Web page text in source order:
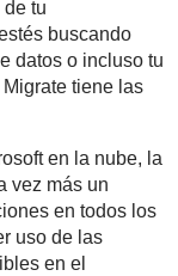
tu
buscando
datos o incluso tu
tiene las
en la nube, la
vez más un
en todos los
uso de las
en el